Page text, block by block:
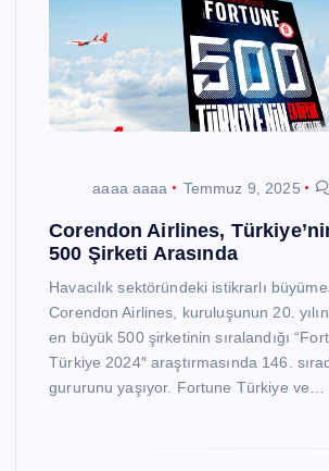
aaaa aaaa Temmuz 9, 2025
Corendon Airlines,
500 Şirketi Arasında
Havacılık sektöründeki istikrarlı
Corendon Airlines, kuruluşunun 20.
en büyük 500 şirketinin sıralandığı
Türkiye 2024″ araştırmasında 146.
gururunu yaşıyor. Fortune Türkiye ve…